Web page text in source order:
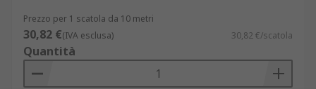
Prezzo per 1 scatola da 10 metri
30,82 €(IVA esclusa) 30,82 €/scatola
Quantità